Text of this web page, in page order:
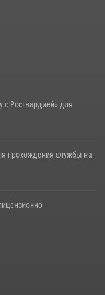
с Росгвардией» для
прохождения службы на